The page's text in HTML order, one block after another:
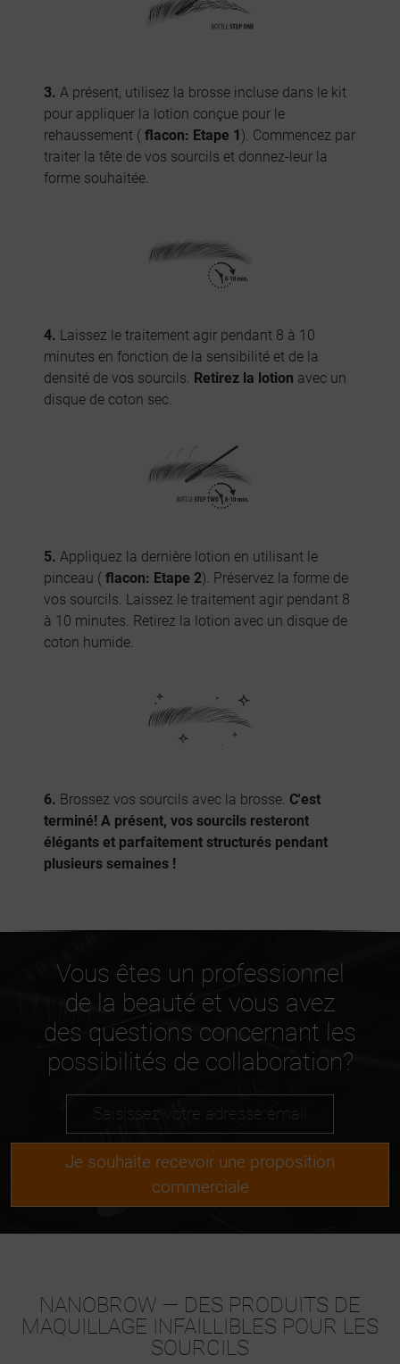
3. A présent, utilisez la brosse incluse dans le kit
pour appliquer la lotion conçue pour le
rehaussement ( flacon: Etape 1 ). Commencez par
traiter la tête de vos sourcils et donnez-leur la
forme souhaitée.
4. Laissez le traitement agir pendant 8 à 10
minutes en fonction de la sensibilité et de la
densité de vos sourcils. Retirez la lotion avec un
disque de coton sec.
5. Appliquez la dernière lotion en utilisant le
pinceau ( flacon: Etape 2). Préservez la forme de
vos sourcils. Laissez le traitement agir pendant 8
à 10 minutes. Retirez la lotion avec un disque de
coton humide.
6. Brossez vos sourcils avec la brosse. C'est
terminé! A présent, vos sourcils resteront
élégants et parfaitement structurés pendant
plusieurs semaines !
Vous êtes un professionnel
de la beauté et vous avez
des questions concernant les
possibilités de collaboration?
Je souhaite recevoir une proposition
commerciale
NANOBROW — DES PRODUITS DE
MAQUILLAGE INFAILLIBLES POUR LES
SOURCILS